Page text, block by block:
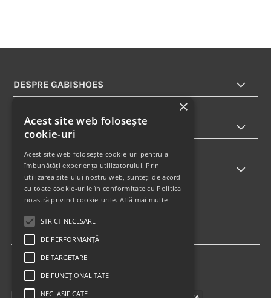
DESPRE GABISHOES
INFORMATII
ABONARE LA NEWSLETTER
×
Acest site web folosește
cookie-uri
Acest site web folosește cookie-uri pentru a
îmbunătăți experiența utilizatorului. Prin
utilizarea site-ului nostru web, sunteți de acord
cu toate cookie-urile în conformitate cu Politica
noastră privind cookie-urile.Află mai multe
STRICT NECESARE
DE PERFORMANȚĂ
DE TARGETARE
DE FUNCŢIONALITATE
NECLASIFICATE